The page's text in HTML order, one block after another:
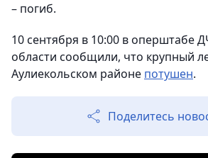
– погиб.
10 сентября в 10:00 в оперштабе
области сообщили, что крупный
Аулиекольском районе потушен.
Поделитесь